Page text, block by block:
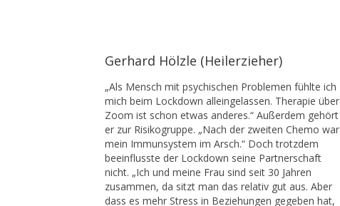
Gerhard Hölzle (Heilerzieher)
„Als Mensch mit psychischen Problemen fühlte ich
mich beim Lockdown alleingelassen. Therapie über
Zoom ist schon etwas anderes.“ Außerdem gehört
er zur Risikogruppe. „Nach der zweiten Chemo war
mein Immunsystem im Arsch.“ Doch trotzdem
beeinflusste der Lockdown seine Partnerschaft
nicht. „Ich und meine Frau sind seit 30 Jahren
zusammen, da sitzt man das relativ gut aus. Aber
dass es mehr Stress in Beziehungen gegeben hat,